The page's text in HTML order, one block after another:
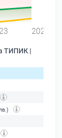
2024
ТИПИК |